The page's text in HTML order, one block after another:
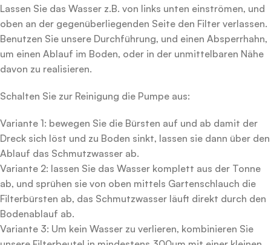
Lassen Sie das Wasser z.B. von links unten einströmen, und
oben an der gegenüberliegenden Seite den Filter verlassen.
Benutzen Sie unsere Durchführung, und einen Absperrhahn,
um einen Ablauf im Boden, oder in der unmittelbaren Nähe
davon zu realisieren.
Schalten Sie zur Reinigung die Pumpe aus:
Variante 1: bewegen Sie die Bürsten auf und ab damit der
Dreck sich löst und zu Boden sinkt, lassen sie dann über den
Ablauf das Schmutzwasser ab.
Variante 2: lassen Sie das Wasser komplett aus der Tonne
ab, und sprühen sie von oben mittels Gartenschlauch die
Filterbürsten ab, das Schmutzwasser läuft direkt durch den
Bodenablauf ab.
Variante 3: Um kein Wasser zu verlieren, kombinieren Sie